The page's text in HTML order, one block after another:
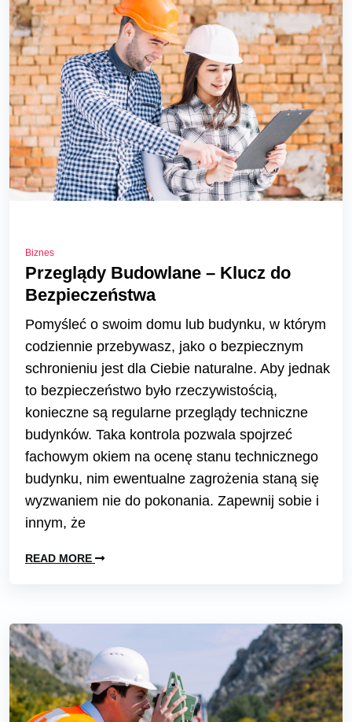
Biznes
Przeglądy Budowlane – Klucz do
Bezpieczeństwa
Pomyśleć o swoim domu lub budynku, w którym
codziennie przebywasz, jako o bezpiecznym
schronieniu jest dla Ciebie naturalne. Aby jednak
to bezpieczeństwo było rzeczywistością,
konieczne są regularne przeglądy techniczne
budynków. Taka kontrola pozwala spojrzeć
fachowym okiem na ocenę stanu technicznego
budynku, nim ewentualne zagrożenia staną się
wyzwaniem nie do pokonania. Zapewnij sobie i
innym, że
READ MORE